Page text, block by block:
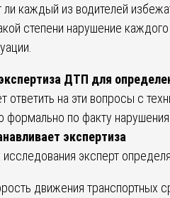
ли каждый из водителей
степени нарушение
ДТП для
ответить на эти вопросы с
формально по факту нарушения
экспертиза
эксперт
движения транспортных